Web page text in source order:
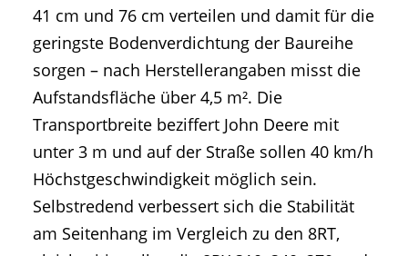
41 cm und 76 cm verteilen und damit für die
geringste Bodenverdichtung der Baureihe
sorgen – nach Herstellerangaben misst die
Aufstandsfläche über 4,5 m². Die
Transportbreite beziffert John Deere mit
unter 3 m und auf der Straße sollen 40 km/h
Höchstgeschwindigkeit möglich sein.
Selbstredend verbessert sich die Stabilität
am Seitenhang im Vergleich zu den 8RT,